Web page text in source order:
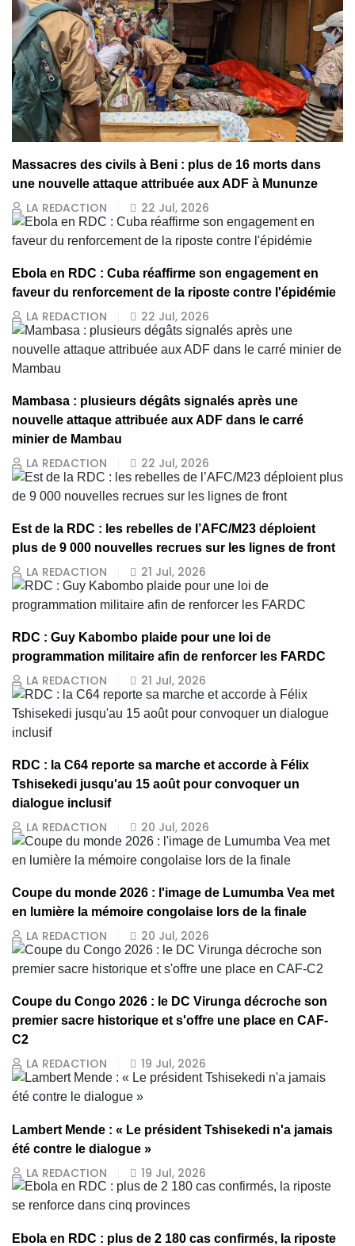
Massacres des civils à Beni : plus de 16 morts dans
une nouvelle attaque attribuée aux ADF à Mununze
LA REDACTION 22 Jul, 2026
Ebola en RDC : Cuba réaffirme son engagement en
faveur du renforcement de la riposte contre l'épidémie
LA REDACTION 22 Jul, 2026
Mambasa : plusieurs dégâts signalés après une
nouvelle attaque attribuée aux ADF dans le carré
minier de Mambau
LA REDACTION 22 Jul, 2026
Est de la RDC : les rebelles de l’AFC/M23 déploient
plus de 9 000 nouvelles recrues sur les lignes de front
LA REDACTION 21 Jul, 2026
RDC : Guy Kabombo plaide pour une loi de
programmation militaire afin de renforcer les FARDC
LA REDACTION 21 Jul, 2026
RDC : la C64 reporte sa marche et accorde à Félix
Tshisekedi jusqu'au 15 août pour convoquer un
dialogue inclusif
LA REDACTION 20 Jul, 2026
Coupe du monde 2026 : l'image de Lumumba Vea met
en lumière la mémoire congolaise lors de la finale
LA REDACTION 20 Jul, 2026
Coupe du Congo 2026 : le DC Virunga décroche son
premier sacre historique et s'offre une place en CAF-
C2
LA REDACTION 19 Jul, 2026
Lambert Mende : « Le président Tshisekedi n'a jamais
été contre le dialogue »
LA REDACTION 19 Jul, 2026
Ebola en RDC : plus de 2 180 cas confirmés, la riposte